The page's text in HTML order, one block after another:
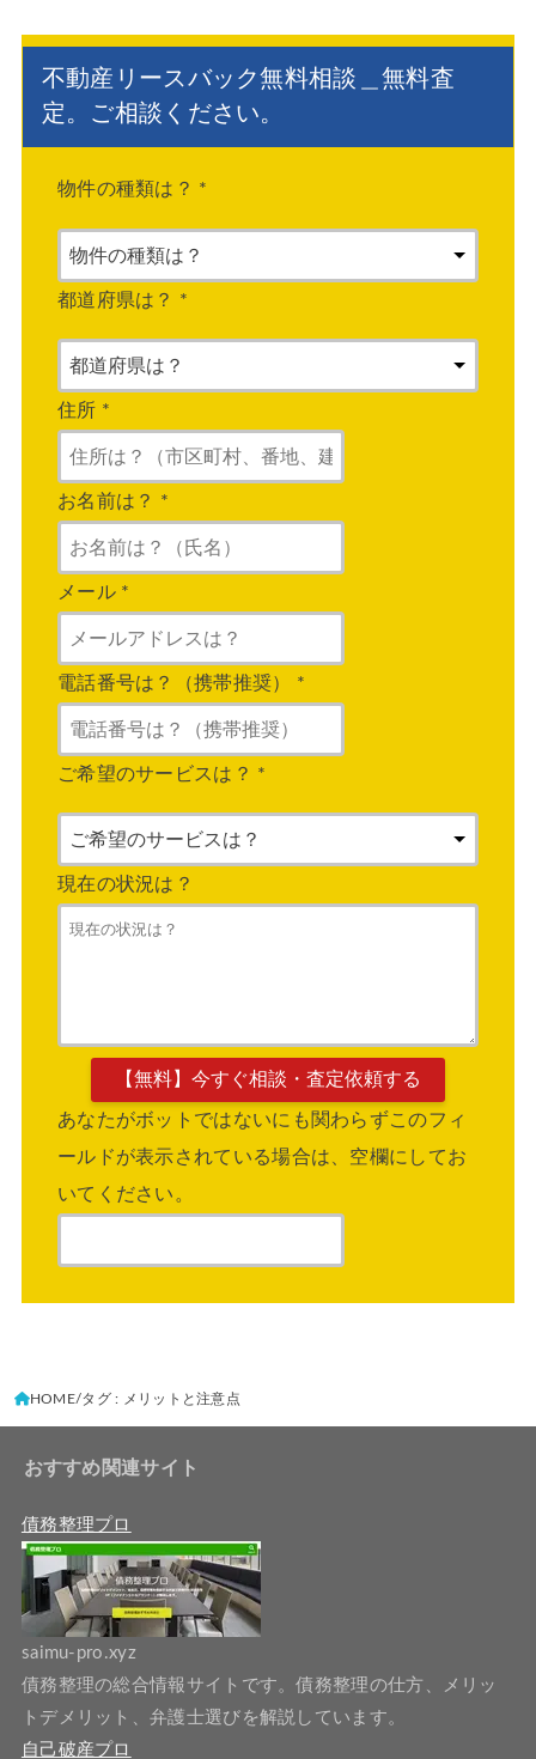
不動産リースバック無料相談＿無料査
定。ご相談ください。
物件の種類は？ *
都道府県は？ *
住所 *
お名前は？ *
メール *
電話番号は？（携帯推奨） *
ご希望のサービスは？ *
現在の状況は？
あなたがボットではないにも関わらずこのフィ
ールドが表示されている場合は、空欄にしてお
いてください。
HOME タグ : メリットと注意点
おすすめ関連サイト
債務整理プロ
saimu-pro.xyz
債務整理の総合情報サイトです。債務整理の仕方、メリッ
トデメリット、弁護士選びを解説しています。
自己破産プロ